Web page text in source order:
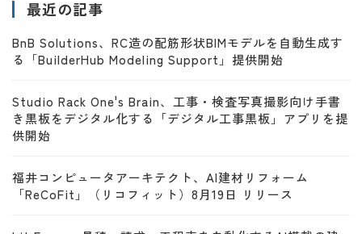
最近の記事
BnB Solutions、RC造の配筋形状BIMモデルを自動生成す
る「BuilderHub Modeling Support」提供開始
Studio Rack One's Brain、工事・検査写真撮影向け手書
き黒板をデジタル化する「デジタル工事黒板」アプリを提
供開始
福井コンピュータアーキテクト、AI建材リフォーム
「ReCoFit」（リコフィット）8月19日 リリース